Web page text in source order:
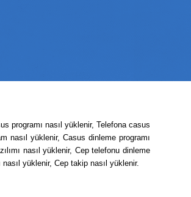
programı nasıl yüklenir, Telefona casus
nasıl yüklenir, Casus dinleme programı
nasıl yüklenir, Cep telefonu dinleme
yüklenir, Cep takip nasıl yüklenir.